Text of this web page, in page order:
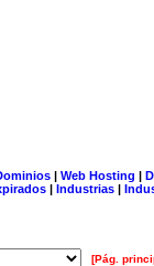
| Web Hosting |
| Industrias |
[Pág.